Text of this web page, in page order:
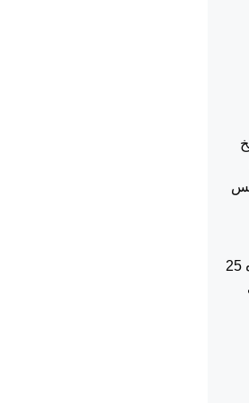
،فان المدعية اقامت الدعوى ضد المدعى عليها لدى محكمة صلح نابلس و موضوعها المطالبة بمبلغ وقدره 25